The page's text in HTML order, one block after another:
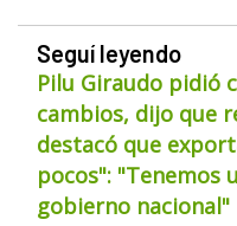
Seguí leyendo
Pilu Giraudo pidió
cambios, dijo que
destacó que
pocos": "Tenemos
gobierno nacional"